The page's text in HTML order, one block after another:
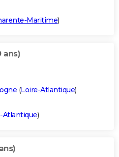
Maritime)
ans)
(Loire-Atlantique)
Atlantique)